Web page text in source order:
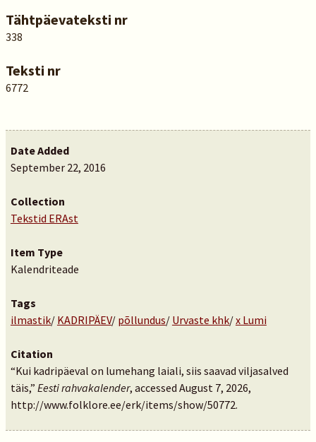
Tähtpäevateksti nr
338
Teksti nr
6772
Date Added
September 22, 2016
Collection
Tekstid ERAst
Item Type
Kalendriteade
Tags
ilmastik/ KADRIPÄEV/ põllundus/ Urvaste khk/x Lumi
Citation
“Kui kadripäeval on lumehang laiali, siis saavad viljasalved
täis,” Eesti rahvakalender, accessed August 7, 2026,
http://www.folklore.ee/erk/items/show/50772.